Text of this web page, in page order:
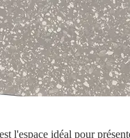
l'espace idéal pour